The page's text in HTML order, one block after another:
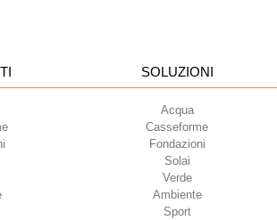
SOLUZIONI
Acqua
Casseforme
Fondazioni
Solai
Verde
Ambiente
Sport